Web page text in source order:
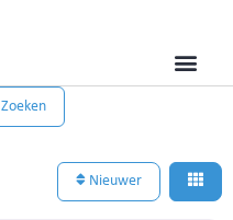
Zoeken
Nieuwer